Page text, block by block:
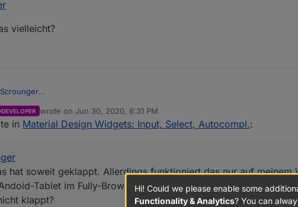
vielleicht?
Scrounger
im Fully-Browser hat das leider keine Änderung gebracht. Hast du eine Idee
DEVELOPER wrote on Jun 30, 2020, 6:31 PM
last edited by
in Material Design Widgets: Input, Select, Autocompl.:
hat soweit geklappt. Allerdings funktioniert das nur auf meinem
Tablet im Fully-Browser hat das leider keine Änderung
klappt?
Hi! Could we please enable some
Functionality & Analytics? You can